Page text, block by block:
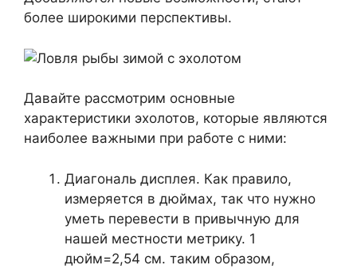
более широкими перспективы.
Давайте рассмотрим основные
характеристики эхолотов, которые являются
наиболее важными при работе с ними:
Диагональ дисплея. Как правило,
измеряется в дюймах, так что нужно
уметь перевести в привычную для
нашей местности метрику. 1
дюйм=2,54 см. таким образом,